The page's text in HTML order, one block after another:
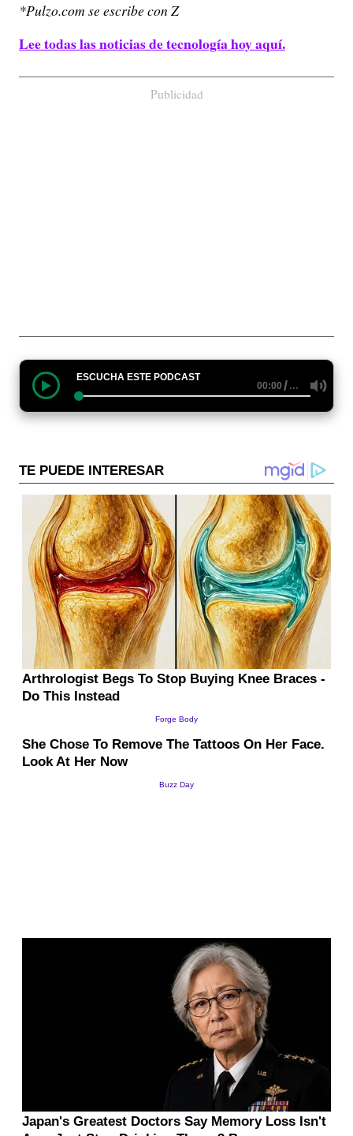
*Pulzo.com se escribe con Z
Lee todas las noticias de tecnología hoy aquí.
Publicidad
ESCUCHA ESTE PODCAST
00:00 /…